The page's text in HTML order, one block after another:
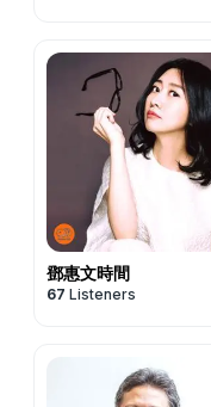
鄧惠文時間
67 Listeners